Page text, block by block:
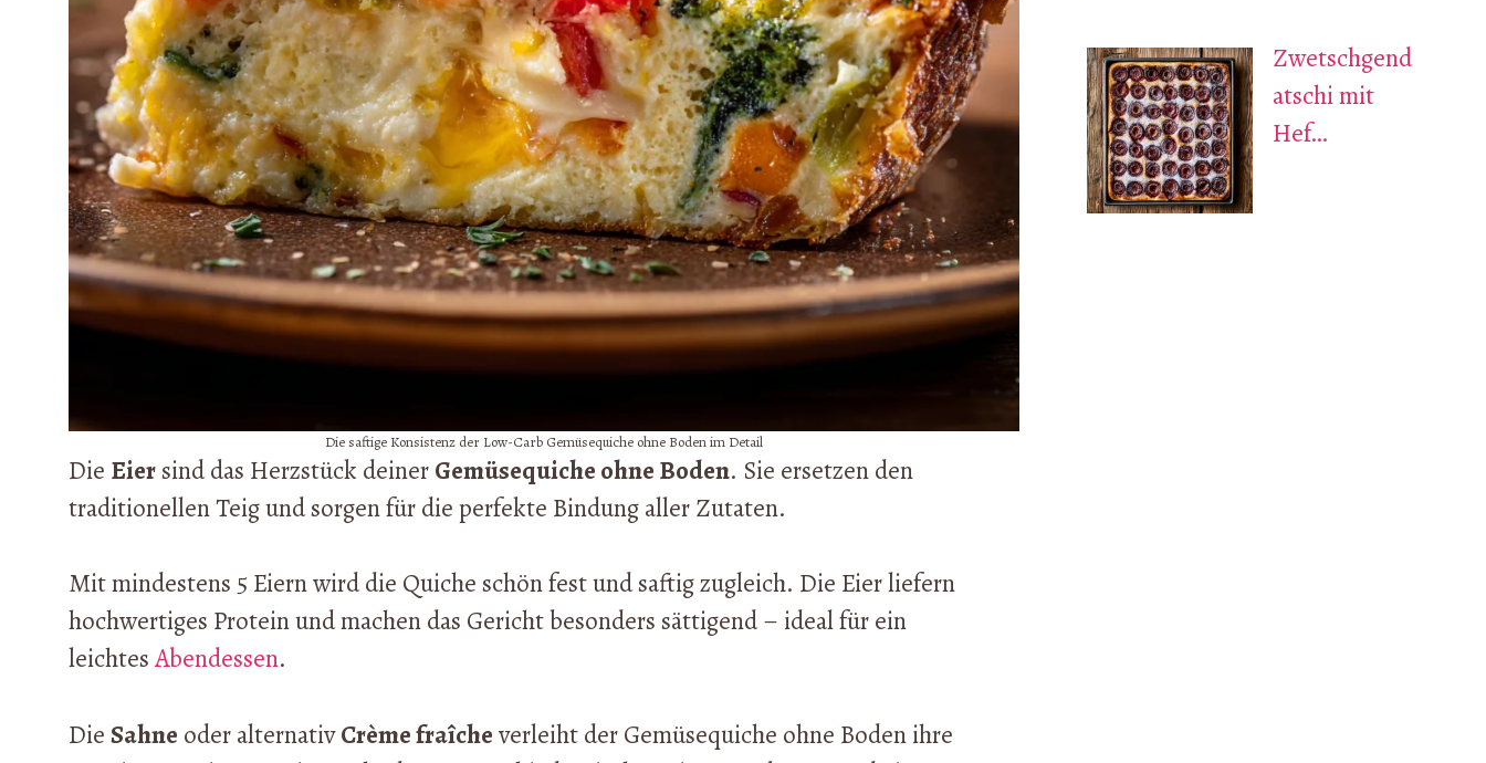
Die saftige Konsistenz der Low-Carb Gemüsequiche ohne Boden im Detail
Die Eiersind das Herzstück deinerGemüsequiche ohne Boden. Sie ersetzen den
traditionellen Teig und sorgen für die perfekte Bindung aller Zutaten.
Mit mindestens 5 Eiern wird die Quiche schön fest und saftig zugleich. Die Eier liefern
hochwertiges Protein und machen das Gericht besonders sättigend – ideal für ein
leichtesAbendessen.
DieSahne oder alternativCrème fraîcheverleiht der Gemüsequiche ohne Boden ihre
Zwetschgend
atschi mit
Hef…